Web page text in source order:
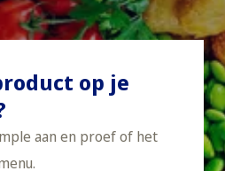
op je
aan en proef of het